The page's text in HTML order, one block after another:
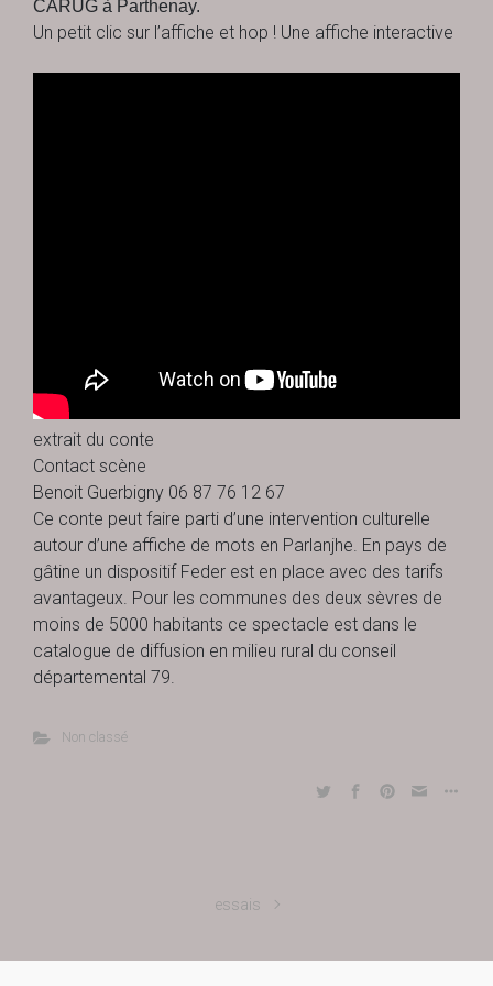
CARUG à Parthenay.
Un petit clic sur l’affiche et hop ! Une affiche interactive
extrait du conte
Contact scène
Benoit Guerbigny 06 87 76 12 67
Ce conte peut faire parti d’une intervention culturelle
autour d’une affiche de mots en Parlanjhe. En pays de
gâtine un dispositif Feder est en place avec des tarifs
avantageux. Pour les communes des deux sèvres de
moins de 5000 habitants ce spectacle est dans le
catalogue de diffusion en milieu rural du conseil
départemental 79.
Non classé
essais